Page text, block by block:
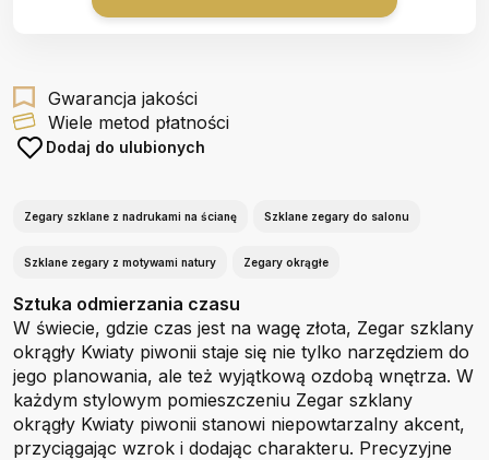
Gwarancja jakości
Wiele metod płatności
Dodaj do ulubionych
Zegary szklane z nadrukami na ścianę Szklane zegary do salonu
Szklane zegary z motywami natury Zegary okrągłe
Sztuka odmierzania czasu
W świecie, gdzie czas jest na wagę złota, Zegar szklany
okrągły Kwiaty piwonii staje się nie tylko narzędziem do
jego planowania, ale też wyjątkową ozdobą wnętrza. W
każdym stylowym pomieszczeniu Zegar szklany
okrągły Kwiaty piwonii stanowi niepowtarzalny akcent,
przyciągając wzrok i dodając charakteru. Precyzyjne